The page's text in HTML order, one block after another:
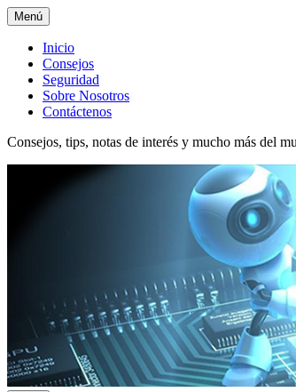
Menú
Menú
superior
Inicio
Consejos
Seguridad
Sobre Nosotros
Contáctenos
Consejos, tips, notas de interés y mucho más del